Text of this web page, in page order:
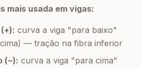
mais usada em vigas:
curva a viga "para baixo"
— tração na fibra inferior
(−): curva a viga "para cima"